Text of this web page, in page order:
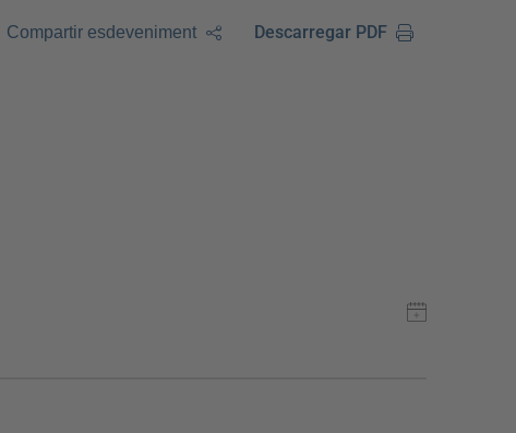
Compartir esdeveniment Descarregar PDF